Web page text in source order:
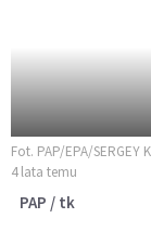
Fot. PAP/EPA/SERGEY
4 lata temu
PAP / tk